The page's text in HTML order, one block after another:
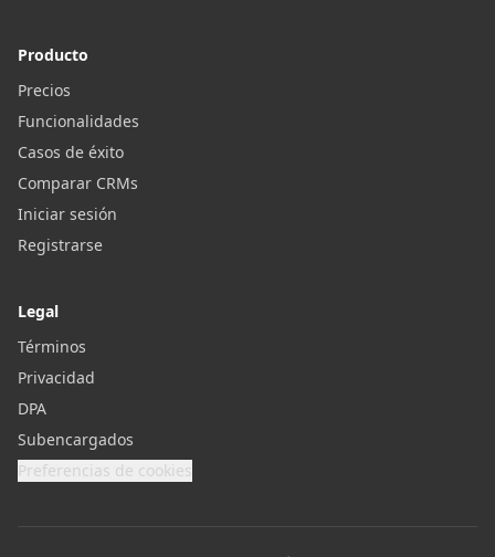
Producto
Precios
Funcionalidades
Casos de éxito
Comparar CRMs
Iniciar sesión
Registrarse
Legal
Términos
Privacidad
DPA
Subencargados
Preferencias de cookies